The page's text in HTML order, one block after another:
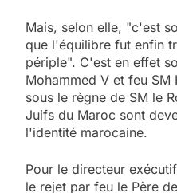
Mais, selon elle, "c'est
que l'équilibre fut enfin
périple". C'est en effet
Mohammed V et feu SM
sous le règne de SM le
Juifs du Maroc sont
l'identité marocaine.
Pour le directeur
le rejet par feu le Père